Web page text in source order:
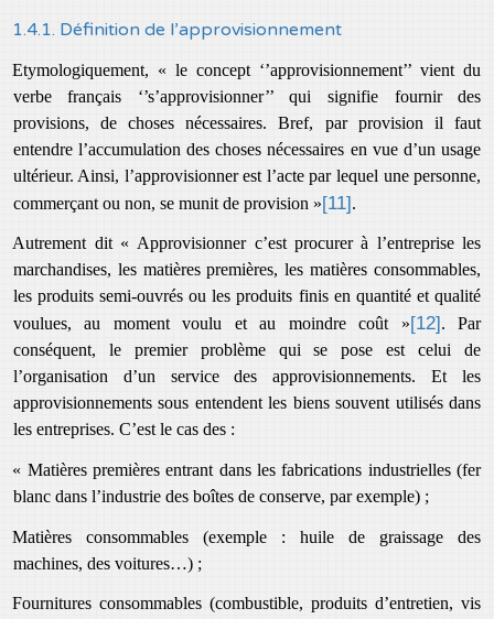
1.4.1. Définition de l’approvisionnement
Etymologiquement, « le concept ‘’approvisionnement’’ vient du
verbe français ‘’s’approvisionner’’ qui signifie fournir des
provisions, de choses nécessaires. Bref, par provision il faut
entendre l’accumulation des choses nécessaires en vue d’un usage
ultérieur. Ainsi, l’approvisionner est l’acte par lequel une personne,
commerçant ou non, se munit de provision »[11].
Autrement dit « Approvisionner c’est procurer à l’entreprise les
marchandises, les matières premières, les matières consommables,
les produits semi-ouvrés ou les produits finis en quantité et qualité
voulues, au moment voulu et au moindre coût »[12]. Par
conséquent, le premier problème qui se pose est celui de
l’organisation d’un service des approvisionnements. Et les
approvisionnements sous entendent les biens souvent utilisés dans
les entreprises. C’est le cas des :
« Matières premières entrant dans les fabrications industrielles (fer
blanc dans l’industrie des boîtes de conserve, par exemple) ;
Matières consommables (exemple : huile de graissage des
machines, des voitures…) ;
Fournitures consommables (combustible, produits d’entretien, vis